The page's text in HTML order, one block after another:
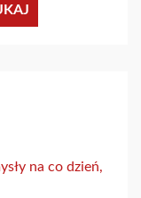
na co dzień,